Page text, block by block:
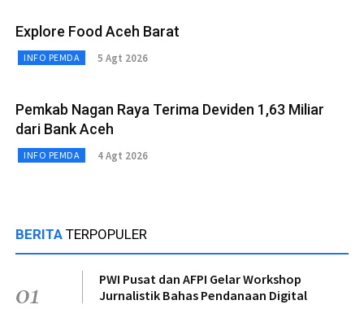
Explore Food Aceh Barat
INFO PEMDA 5 Agt 2026
Pemkab Nagan Raya Terima Deviden 1,63 Miliar
dari Bank Aceh
INFO PEMDA 4 Agt 2026
BERITA TERPOPULER
01
PWI Pusat dan AFPI Gelar Workshop
Jurnalistik Bahas Pendanaan Digital